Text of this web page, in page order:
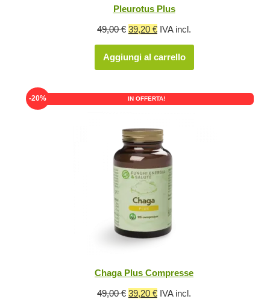
Pleurotus Plus
49,00€ Il
prezzo
originale
49,00 €.
39,20 €Il
prezzo
attuale
39,20 €.
IVA incl.
Aggiungi al carrello
IN OFFERTA!
-20%
Chaga Plus Compresse
49,00€ Il
39,20 €IlIVA incl.